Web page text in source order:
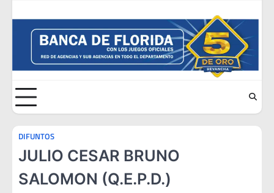
DIFUNTOS
JULIO CESAR BRUNO
SALOMON (Q.E.P.D.)